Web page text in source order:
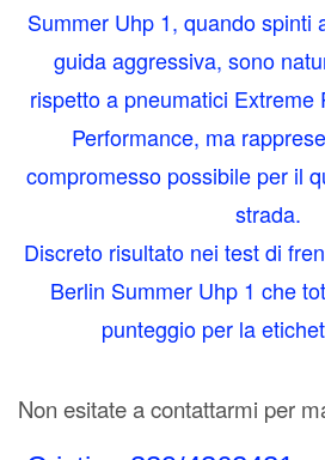
Summer Uhp 1, quando spinti
guida aggressiva, sono
rispetto a pneumatici Extreme
Performance, ma
compromesso possibile per il
strada.
Discreto risultato nei test di
Berlin Summer Uhp 1 che
punteggio per la
Non esitate a contattarmi per